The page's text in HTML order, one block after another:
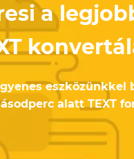
a
eszközünkkel
alatt TEXT